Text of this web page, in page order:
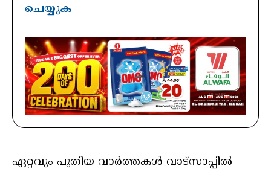
ചെയ്യുക
ഏറ്റവും പുതിയ വാർത്തകൾ വാട്സാപ്പിൽ